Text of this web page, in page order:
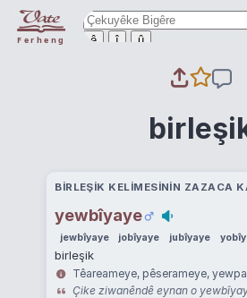
Ferheng ê î û
BIRLEŞIK KELIMESININ ZAZACA
yewbîyaye
jewbîyaye jobîyaye jubîyaye
birleşik
Têareameye, pêserameye,
Çike ziwanêndê eynan o